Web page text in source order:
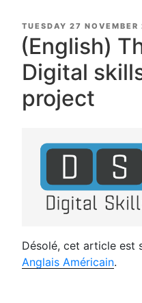
POSTED
ON
TUESDAY 27 NOVEMBER
(English)
Digital
project
Désolé, cet article est
Anglais Américain.